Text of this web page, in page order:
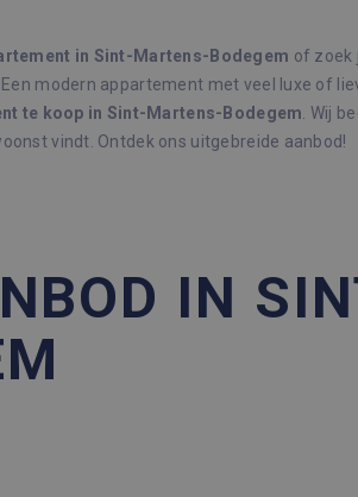
in Sint-Martens-Bodegem of zoek
modern appartement met veel luxe of
te koop in Sint-Martens-Bodegem. Wij
vindt. Ontdek ons uitgebreide aanbod!
IN